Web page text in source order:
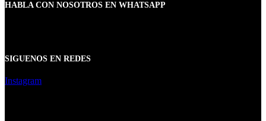
HABLA CON NOSOTROS EN WHATSAPP
SIGUENOS EN REDES
Instagram